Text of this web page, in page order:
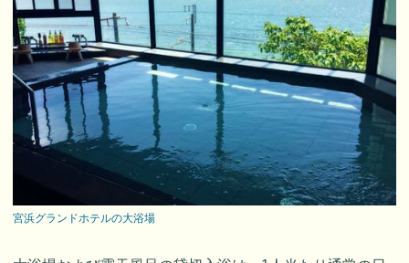
宮浜グランドホテルの大浴場